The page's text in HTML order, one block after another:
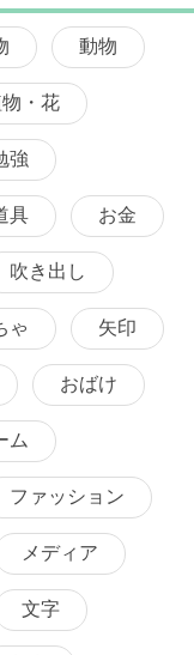
動物
・花
強
具 お金
吹き出し
ゃ 矢印
おばけ
ム
ファッション
メディア
文字